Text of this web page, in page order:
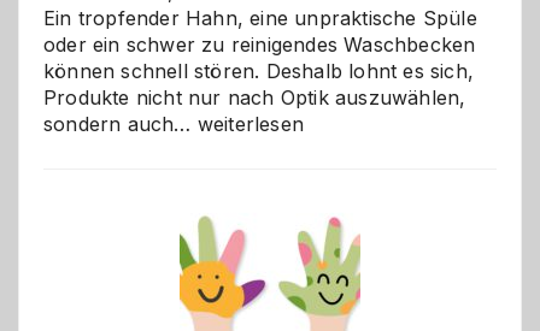
Ein tropfender Hahn, eine unpraktische Spüle
oder ein schwer zu reinigendes Waschbecken
können schnell stören. Deshalb lohnt es sich,
Produkte nicht nur nach Optik auszuwählen,
sondern auch… Bad
besser
verstehen
weiterlesen